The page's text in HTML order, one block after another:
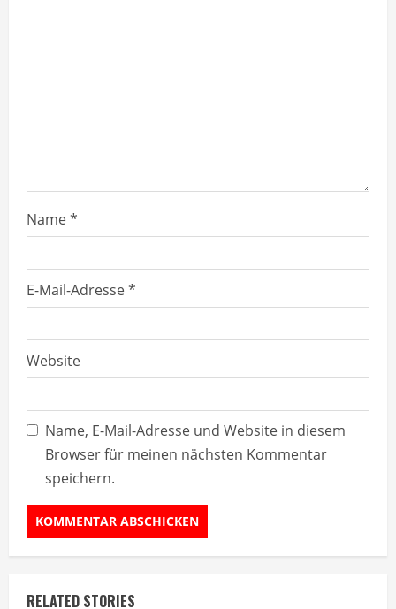
g
Name*
E-Mail-Adresse*
Website
Name, E-Mail-Adresse und Website in diesem
Browser für meinen nächsten Kommentar
speichern.
RELATED STORIES